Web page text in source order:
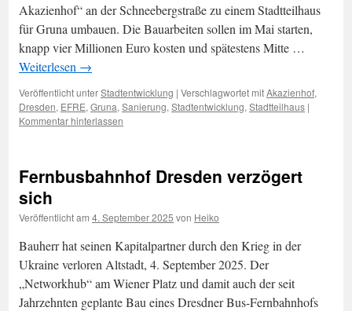
Akazienhof“ an der Schneebergstraße zu einem Stadtteilhaus
für Gruna umbauen. Die Bauarbeiten sollen im Mai starten,
knapp vier Millionen Euro kosten und spätestens Mitte …
Weiterlesen →
Veröffentlicht unterStadtentwicklung | Verschlagwortet mitAkazienhof,
Dresden, EFRE, Gruna, Sanierung, Stadtentwicklung, Stadtteilhaus |
Kommentar hinterlassen
Fernbusbahnhof Dresden verzögert
sich
Veröffentlicht am 4. September 2025 von Heiko
Bauherr hat seinen Kapitalpartner durch den Krieg in der
Ukraine verloren Altstadt, 4. September 2025. Der
„Networkhub“ am Wiener Platz und damit auch der seit
Jahrzehnten geplante Bau eines Dresdner Bus-Fernbahnhofs